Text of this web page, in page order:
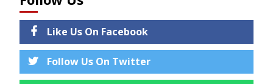
Like Us On Facebook
Follow Us On Twitter